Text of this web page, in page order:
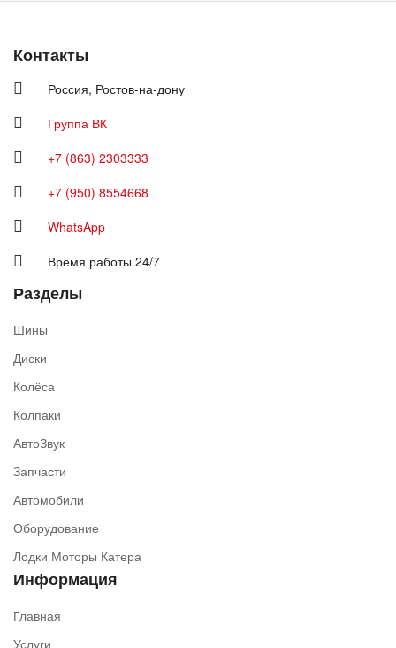
Контакты
Россия, Ростов-на-дону
Группа ВК
+7 (863) 2303333
+7 (950) 8554668
WhatsApp
Время работы 24/7
Разделы
Шины
Диски
Колёса
Колпаки
АвтоЗвук
Запчасти
Автомобили
Оборудование
Лодки Моторы Катера
Информация
Главная
Услуги